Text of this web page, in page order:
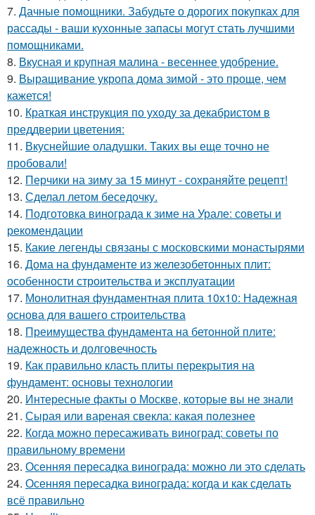
7. Дачные помощники. Забудьте о дорогих покупках для
рассады - ваши кухонные запасы могут стать лучшими
помощниками.
8. Вкусная и крупная малина - весеннее удобрение.
9. Выращивание укропа дома зимой - это проще, чем
кажется!
10. Краткая инструкция по уходу за декабристом в
преддверии цветения:
11. Вкуснейшие оладушки. Таких вы еще точно не
пробовали!
12. Перчики на зиму за 15 минут - сохраняйте рецепт!
13. Сделал летом беседочку.
14. Подготовка винограда к зиме на Урале: советы и
рекомендации
15. Какие легенды связаны с московскими монастырями
16. Дома на фундаменте из железобетонных плит:
особенности строительства и эксплуатации
17. Монолитная фундаментная плита 10х10: Надежная
основа для вашего строительства
18. Преимущества фундамента на бетонной плите:
надежность и долговечность
19. Как правильно класть плиты перекрытия на
фундамент: основы технологии
20. Интересные факты о Москве, которые вы не знали
21. Сырая или вареная свекла: какая полезнее
22. Когда можно пересаживать виноград: советы по
правильному времени
23. Осенняя пересадка винограда: можно ли это сделать
24. Осенняя пересадка винограда: когда и как сделать
всё правильно